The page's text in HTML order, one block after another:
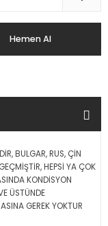
Hemen Al
BULGAR, RUS, ÇİN
HEPSİ YA ÇOK
KONDİSYON
ÜSTÜNDE
GEREK YOKTUR